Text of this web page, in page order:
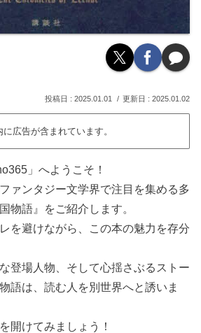
2025.01.01 2025.01.02
に広告が含まれています。
」へようこそ！
ァンタジー文学界で注目を集める多
物語』をご紹介します。
を避けながら、この本の魅力を存分
登場人物、そして心揺さぶるストー
語は、読む人を別世界へと誘いま
開けてみましょう！